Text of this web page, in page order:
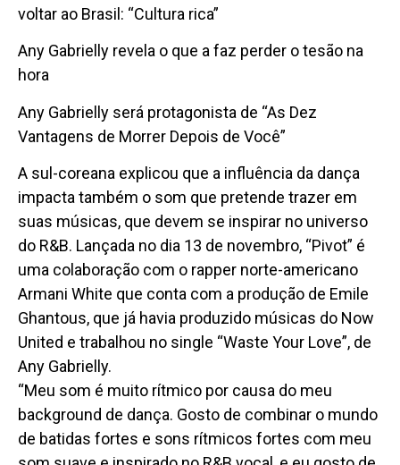
voltar ao Brasil: “Cultura rica”
Any Gabrielly revela o que a faz perder o tesão na
hora
Any Gabrielly será protagonista de “As Dez
Vantagens de Morrer Depois de Você”
A sul-coreana explicou que a influência da dança
impacta também o som que pretende trazer em
suas músicas, que devem se inspirar no universo
do R&B. Lançada no dia 13 de novembro, “Pivot” é
uma colaboração com o rapper norte-americano
Armani White que conta com a produção de Emile
Ghantous, que já havia produzido músicas do Now
United e trabalhou no single “Waste Your Love”, de
Any Gabrielly.
“Meu som é muito rítmico por causa do meu
background de dança. Gosto de combinar o mundo
de batidas fortes e sons rítmicos fortes com meu